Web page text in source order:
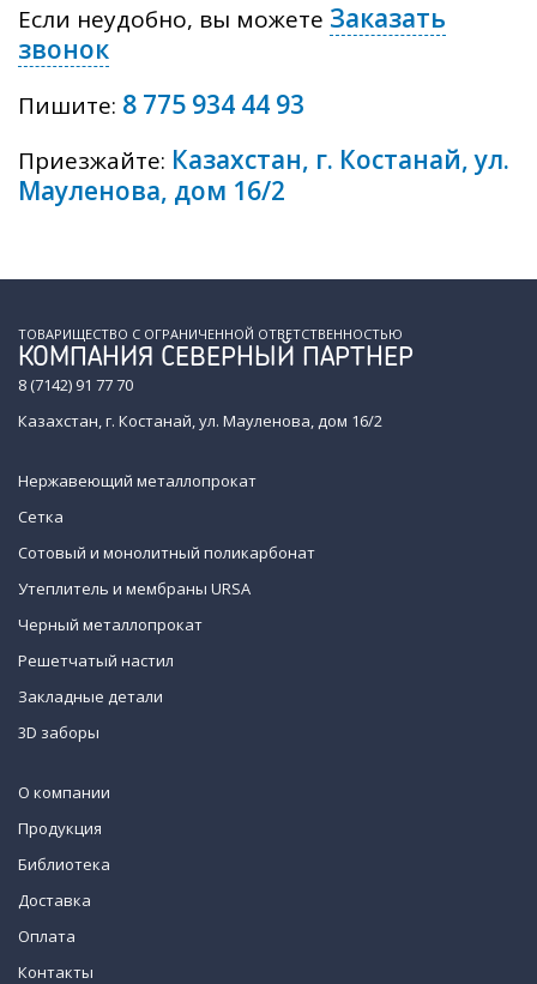
Если неудобно, вы можете Заказать
звонок
Пишите: 8 775 934 44 93
Приезжайте: Казахстан, г. Костанай, ул.
Мауленова, дом 16/2
ТОВАРИЩЕСТВО С ОГРАНИЧЕННОЙ ОТВЕТСТВЕННОСТЬЮ
КОМПАНИЯ СЕВЕРНЫЙ ПАРТНЕР
8 (7142) 91 77 70
Казахстан, г. Костанай, ул. Мауленова, дом 16/2
Нержавеющий металлопрокат
Сетка
Сотовый и монолитный поликарбонат
Утеплитель и мембраны URSA
Черный металлопрокат
Решетчатый настил
Закладные детали
3D заборы
О компании
Продукция
Библиотека
Доставка
Оплата
Контакты